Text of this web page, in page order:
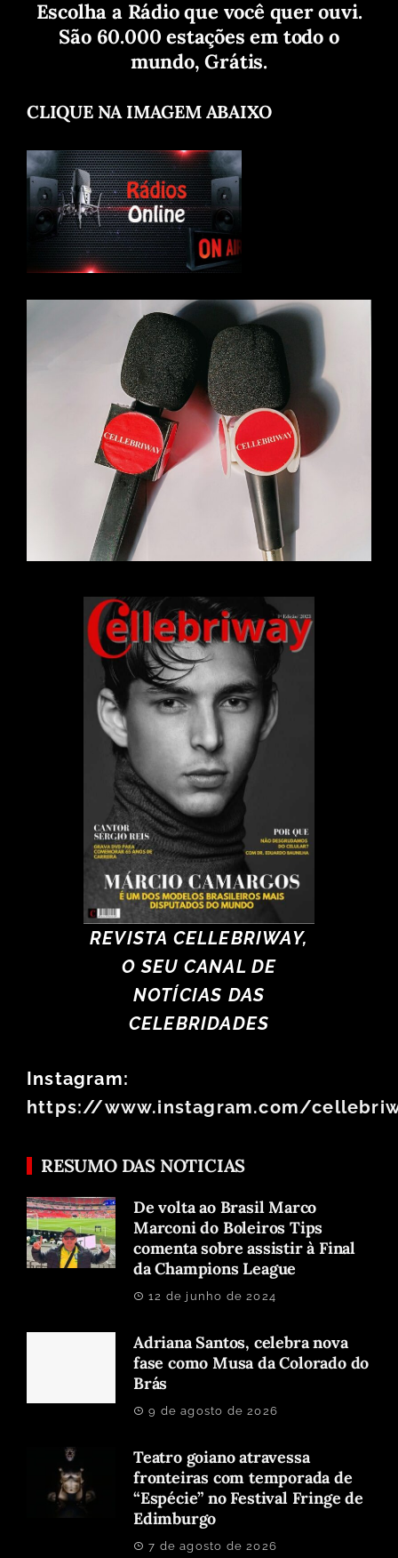
Escolha a Rádio que você quer ouvi.
São 60.000 estações em todo o
mundo, Grátis.
CLIQUE NA IMAGEM ABAIXO
REVISTA CELLEBRIWAY,
O SEU CANAL DE
NOTÍCIAS DAS
CELEBRIDADES
Instagram:
https://www.instagram.com/
RESUMO DAS NOTICIAS
De volta ao Brasil Marco
Marconi do Boleiros Tips
comenta sobre assistir à Final
da Champions League
12 de junho de 2024
Adriana Santos, celebra nova
fase como Musa da Colorado do
Brás
9 de agosto de 2026
Teatro goiano atravessa
fronteiras com temporada de
“Espécie” no Festival Fringe de
Edimburgo
7 de agosto de 2026